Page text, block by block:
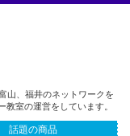
山、福井のネットワークを
室の運営をしています。
話題の商品